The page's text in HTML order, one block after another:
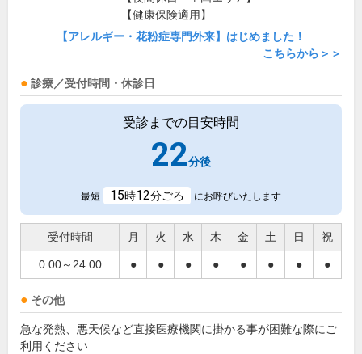
【健康保険適用】
【アレルギー・花粉症専門外来】はじめました！
こちらから＞＞
診療／受付時間・休診日
受診までの目安時間
22分後
最短 15時12分ごろ にお呼びいたします
受付時間 月 火 水 木 金 土 日 祝
0:00～24:00 ● ● ● ● ● ● ● ●
その他
急な発熱、悪天候など直接医療機関に掛かる事が困難な際にご
利用ください